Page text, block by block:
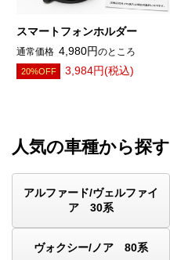
スマートフォンホルダー
通常価格 4,980円のところ
20%OFF 3,984円(税込)
人気の車種から探す
アルファード/ヴェルファイ
ア 30系
ヴォクシー/ノア 80系